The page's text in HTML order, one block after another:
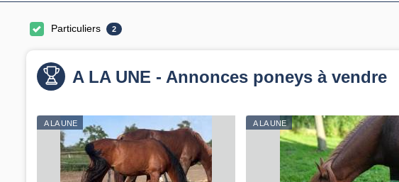
Particuliers 2
A LA UNE - Annonces poneys à vendre
A LA UNE A LA UNE